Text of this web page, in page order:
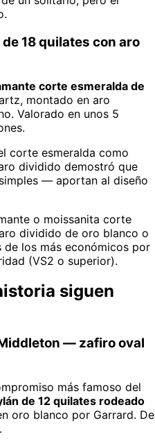
18 quilates con aro
corte esmeralda de
montado en aro
Valorado en unos 5
corte esmeralda como
dividido demostró que
— aportan al diseño
o moissanita corte
dividido de oro blanco o
los más económicos por
(VS2 o superior).
siguen
— zafiro oval
más famoso del
de 12 quilates rodeado
oro blanco por Garrard. De